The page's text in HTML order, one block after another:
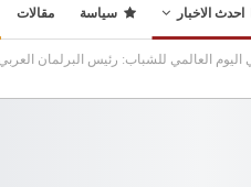
احدث الاخبار سياسة مقالات
اليوم العالمي للشباب: رئيس البرلمان